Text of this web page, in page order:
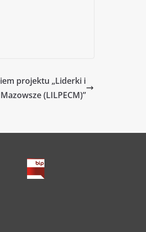
projektu „Liderki i
(LILPECM)”